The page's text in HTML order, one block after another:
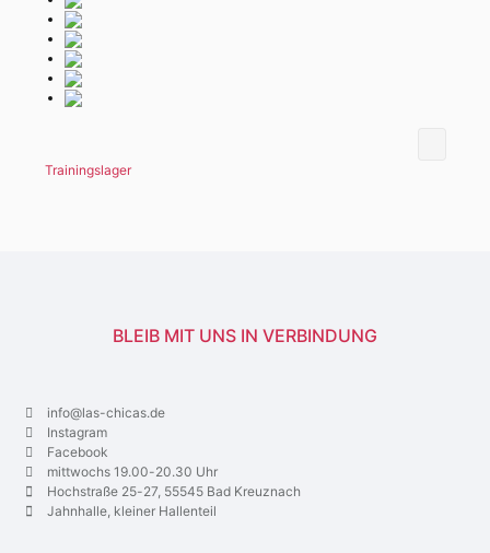
Trainingslager
BLEIB MIT UNS IN VERBINDUNG
info@las-chicas.de
Instagram
Facebook
mittwochs 19.00-20.30 Uhr
Hochstraße 25-27, 55545 Bad Kreuznach
Jahnhalle, kleiner Hallenteil